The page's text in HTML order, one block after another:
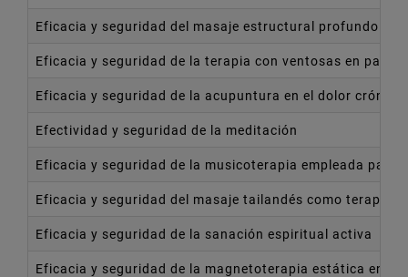
Eficacia y seguridad del masaje estructural profundo
Eficacia y seguridad de la terapia con ventosas en
Eficacia y seguridad de la acupuntura en el dolor
Efectividad y seguridad de la meditación
Eficacia y seguridad de la musicoterapia empleada para
Eficacia y seguridad del masaje tailandés como terapia
Eficacia y seguridad de la sanación espiritual activa
Eficacia y seguridad de la magnetoterapia estática en el